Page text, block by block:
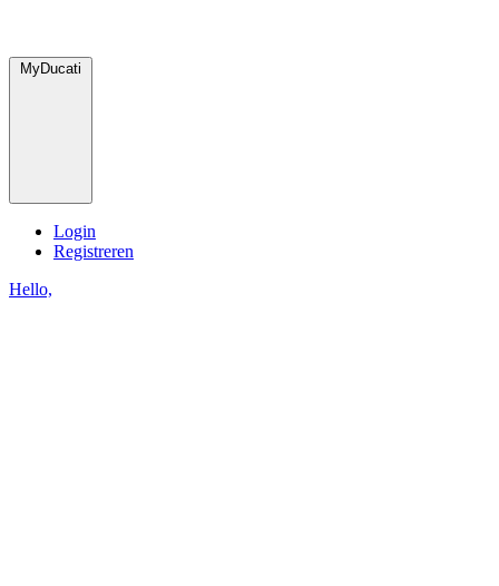
MyDucati
Login
Registreren
Hello,